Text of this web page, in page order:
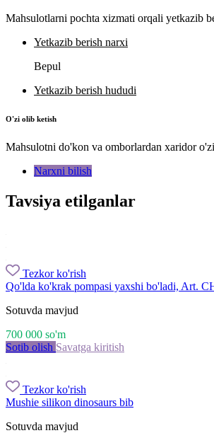
Mahsulotlarni pochta xizmati orqali yetkazib
Yetkazib berish narxi
Bepul
Yetkazib berish hududi
O'zi olib ketish
Mahsulotni do'kon va omborlardan xaridor
Narxni bilish
Tavsiya etilganlar
Tezkor ko'rish
Qo'lda ko'krak pompasi yaxshi bo'ladi, Art.
Sotuvda mavjud
700 000 so'm
Sotib olish Savatga kiritish
Tezkor ko'rish
Mushie silikon dinosaurs bib
Sotuvda mavjud